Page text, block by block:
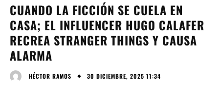
CUANDO LA FICCIÓN SE CUELA EN
CASA; EL INFLUENCER HUGO CALAFER
RECREA STRANGER THINGS Y CAUSA
ALARMA
HÉCTOR RAMOS 30 DICIEMBRE, 2025 11:34